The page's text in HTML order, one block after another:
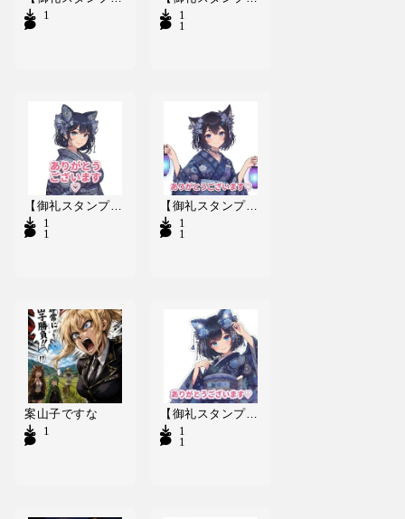
1
1
1
【御礼スタンプ】彩玖和℗たゆゆゆ
1
1
【御礼スタンプ】氣流布[]ちるぁ
1
1
案山子ですな
1
【御礼スタンプ】白白咲みすと_|
1
1